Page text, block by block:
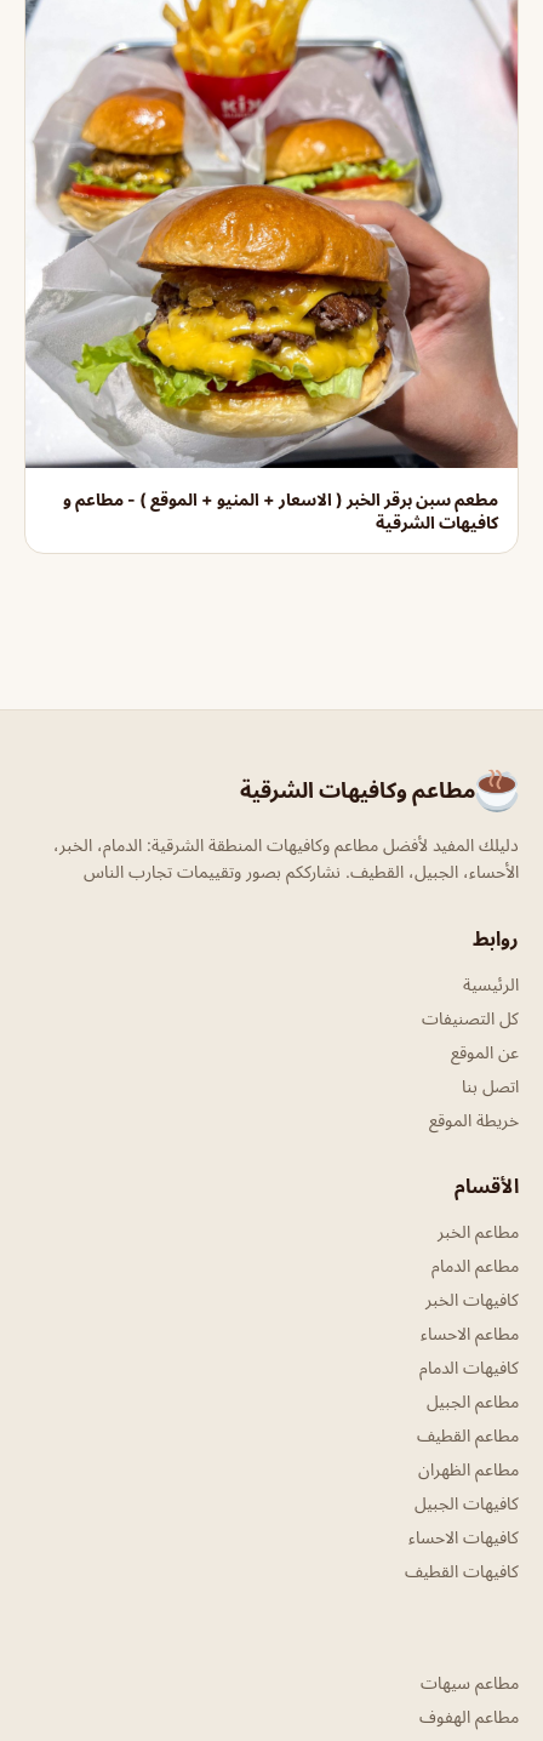
مطعم سبن برقر الخبر ( الاسعار + المنيو + الموقع ) - مطاعم و
كافيهات الشرقية
مطاعم وكافيهات الشرقية
دليلك المفيد لأفضل مطاعم وكافيهات المنطقة الشرقية: الدمام، الخبر،
الأحساء، الجبيل، القطيف. نشارككم بصور وتقييمات تجارب الناس
روابط
الرئيسية
كل التصنيفات
عن الموقع
اتصل بنا
خريطة الموقع
الأقسام
مطاعم الخبر
مطاعم الدمام
كافيهات الخبر
مطاعم الاحساء
كافيهات الدمام
مطاعم الجبيل
مطاعم القطيف
مطاعم الظهران
كافيهات الجبيل
كافيهات الاحساء
كافيهات القطيف
مطاعم سيهات
مطاعم الهفوف